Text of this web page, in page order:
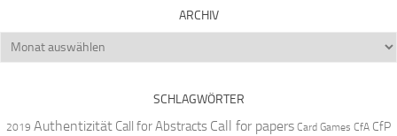
ARCHIV
Archiv
SCHLAGWÖRTER
2019 Authentizität Call for Abstracts Call for papers Card Games CfA CfP